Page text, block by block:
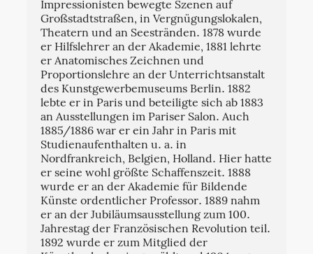
Impressionisten bewegte Szenen auf
Großstadtstraßen, in Vergnügungslokalen,
Theatern und an Seestränden. 1878 wurde
er Hilfslehrer an der Akademie, 1881 lehrte
er Anatomisches Zeichnen und
Proportionslehre an der Unterrichtsanstalt
des Kunstgewerbemuseums Berlin. 1882
lebte er in Paris und beteiligte sich ab 1883
an Ausstellungen im Pariser Salon. Auch
1885/1886 war er ein Jahr in Paris mit
Studienaufenthalten u. a. in
Nordfrankreich, Belgien, Holland. Hier hatte
er seine wohl größte Schaffenszeit. 1888
wurde er an der Akademie für Bildende
Künste ordentlicher Professor. 1889 nahm
er an der Jubiläumsausstellung zum 100.
Jahrestag der Französischen Revolution teil.
1892 wurde er zum Mitglied der